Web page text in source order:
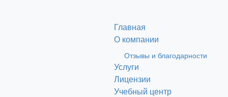
Главная
О компании
Отзывы и благодарности
Услуги
Лицензии
Учебный центр